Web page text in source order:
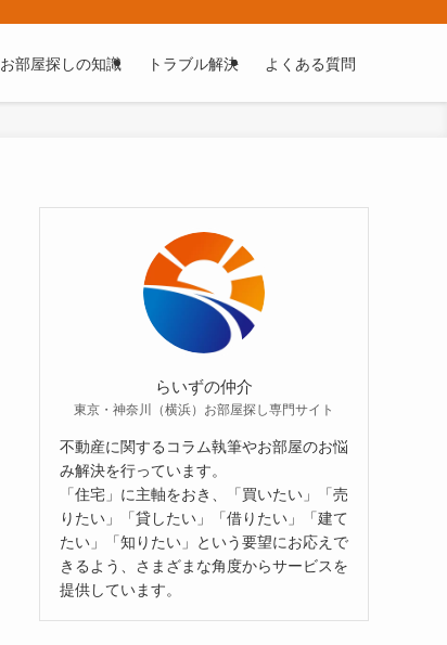
お部屋探しの知識 トラブル解決 よくある質問
らいずの仲介
東京・神奈川（横浜）お部屋探し専門サイト
不動産に関するコラム執筆やお部屋のお悩
み解決を行っています。
「住宅」に主軸をおき、「買いたい」「売
りたい」「貸したい」「借りたい」「建て
たい」「知りたい」という要望にお応えで
きるよう、さまざまな角度からサービスを
提供しています。